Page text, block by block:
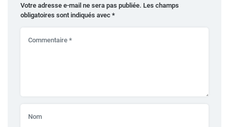
Votre adresse e-mail ne sera pas publiée. Les champs
obligatoires sont indiqués avec *